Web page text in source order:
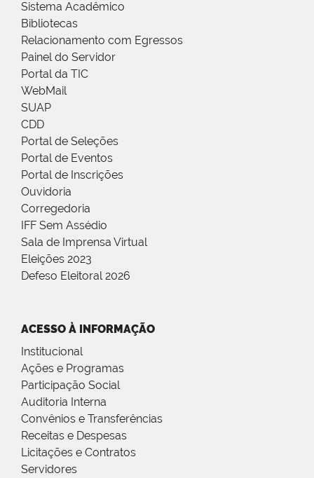
Sistema Acadêmico
Bibliotecas
Relacionamento com Egressos
Painel do Servidor
Portal da TIC
WebMail
SUAP
CDD
Portal de Seleções
Portal de Eventos
Portal de Inscrições
Ouvidoria
Corregedoria
IFF Sem Assédio
Sala de Imprensa Virtual
Eleições 2023
Defeso Eleitoral 2026
ACESSO À INFORMAÇÃO
Institucional
Ações e Programas
Participação Social
Auditoria Interna
Convênios e Transferências
Receitas e Despesas
Licitações e Contratos
Servidores